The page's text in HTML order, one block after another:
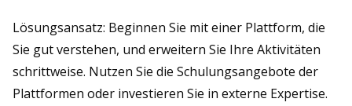
Lösungsansatz: Beginnen Sie mit einer Plattform, die
Sie gut verstehen, und erweitern Sie Ihre Aktivitäten
schrittweise. Nutzen Sie die Schulungsangebote der
Plattformen oder investieren Sie in externe Expertise.